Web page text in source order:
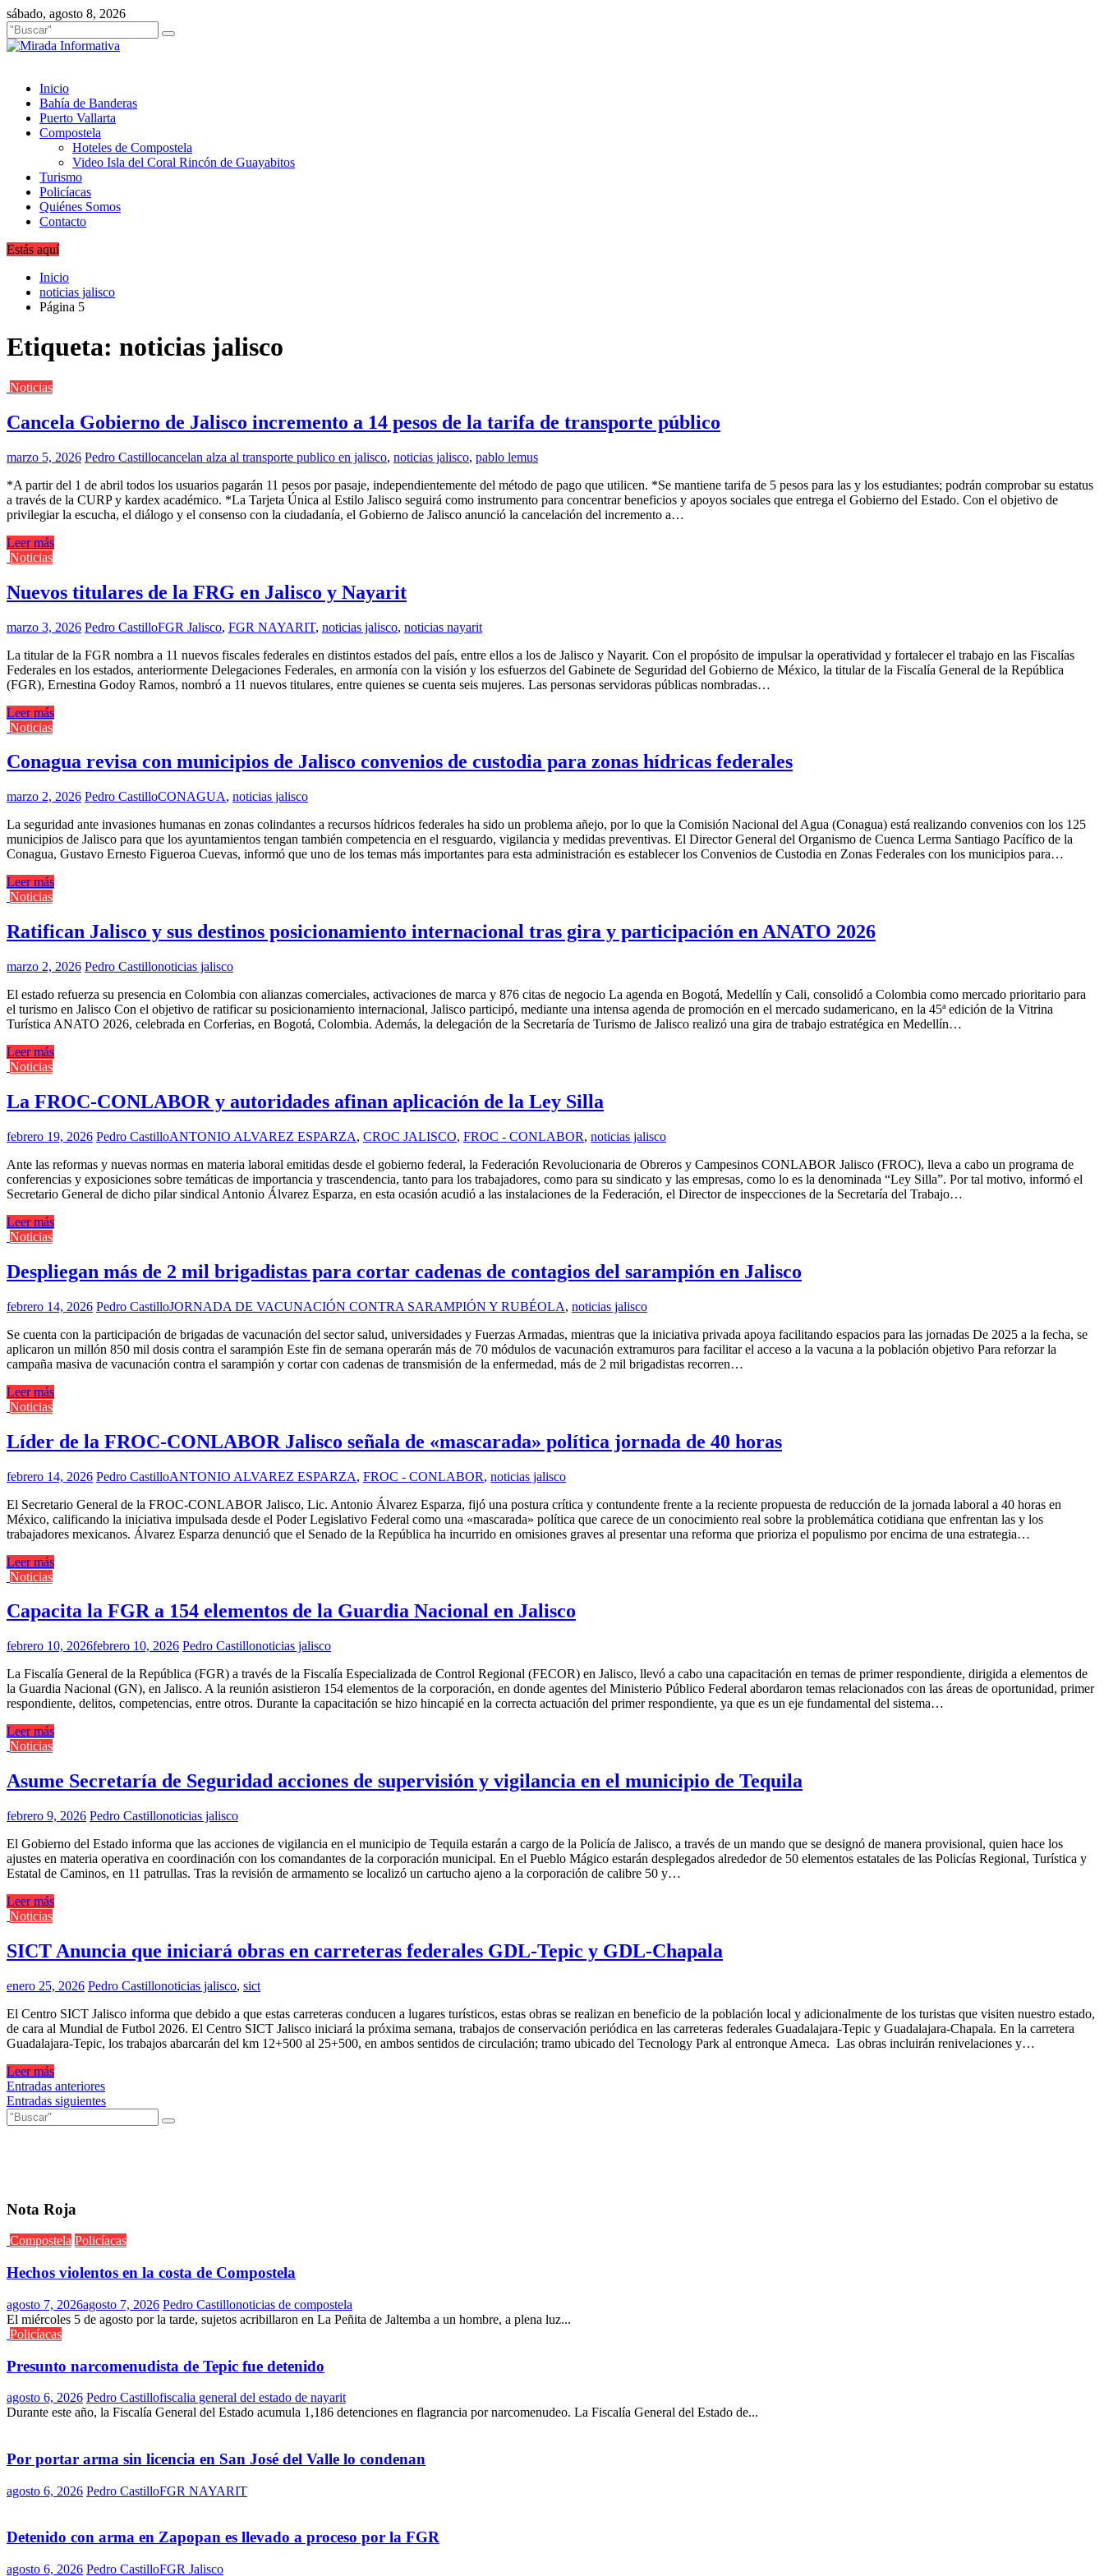
Saltar
al
contenido
sábado, agosto 8, 2026
Inicio
Bahía de Banderas
Puerto Vallarta
Compostela
Hoteles de Compostela
Video Isla del Coral Rincón de Guayabitos
Turismo
Policíacas
Quiénes Somos
Contacto
Estás aquí
Inicio
noticias jalisco
Página 5
Etiqueta: noticias jalisco
Noticias
Cancela Gobierno de Jalisco incremento a 14 pesos de la tarifa de transporte público
marzo 5, 2026 Pedro Castillocancelan alza al transporte publico en jalisco, noticias jalisco, pablo lemus
*A partir del 1 de abril todos los usuarios pagarán 11 pesos por pasaje, independientemente del método de pago que utilicen. *Se mantiene tarifa de 5 pesos para las y los estudiantes; podrán comprobar su estatus
a través de la CURP y kardex académico. *La Tarjeta Única al Estilo Jalisco seguirá como instrumento para concentrar beneficios y apoyos sociales que entrega el Gobierno del Estado. Con el objetivo de
privilegiar la escucha, el diálogo y el consenso con la ciudadanía, el Gobierno de Jalisco anunció la cancelación del incremento a…
Leer más
Noticias
Nuevos titulares de la FRG en Jalisco y Nayarit
marzo 3, 2026 Pedro CastilloFGR Jalisco, FGR NAYARIT, noticias jalisco, noticias nayarit
La titular de la FGR nombra a 11 nuevos fiscales federales en distintos estados del país, entre ellos a los de Jalisco y Nayarit. Con el propósito de impulsar la operatividad y fortalecer el trabajo en las Fiscalías
Federales en los estados, anteriormente Delegaciones Federales, en armonía con la visión y los esfuerzos del Gabinete de Seguridad del Gobierno de México, la titular de la Fiscalía General de la República
(FGR), Ernestina Godoy Ramos, nombró a 11 nuevos titulares, entre quienes se cuenta seis mujeres. Las personas servidoras públicas nombradas…
Leer más
Noticias
Conagua revisa con municipios de Jalisco convenios de custodia para zonas hídricas federales
marzo 2, 2026 Pedro CastilloCONAGUA, noticias jalisco
La seguridad ante invasiones humanas en zonas colindantes a recursos hídricos federales ha sido un problema añejo, por lo que la Comisión Nacional del Agua (Conagua) está realizando convenios con los 125
municipios de Jalisco para que los ayuntamientos tengan también competencia en el resguardo, vigilancia y medidas preventivas. El Director General del Organismo de Cuenca Lerma Santiago Pacífico de la
Conagua, Gustavo Ernesto Figueroa Cuevas, informó que uno de los temas más importantes para esta administración es establecer los Convenios de Custodia en Zonas Federales con los municipios para…
Leer más
Noticias
Ratifican Jalisco y sus destinos posicionamiento internacional tras gira y participación en ANATO 2026
marzo 2, 2026 Pedro Castillonoticias jalisco
El estado refuerza su presencia en Colombia con alianzas comerciales, activaciones de marca y 876 citas de negocio La agenda en Bogotá, Medellín y Cali, consolidó a Colombia como mercado prioritario para
el turismo en Jalisco Con el objetivo de ratificar su posicionamiento internacional, Jalisco participó, mediante una intensa agenda de promoción en el mercado sudamericano, en la 45ª edición de la Vitrina
Turística ANATO 2026, celebrada en Corferias, en Bogotá, Colombia. Además, la delegación de la Secretaría de Turismo de Jalisco realizó una gira de trabajo estratégica en Medellín…
Leer más
Noticias
La FROC-CONLABOR y autoridades afinan aplicación de la Ley Silla
febrero 19, 2026 Pedro CastilloANTONIO ALVAREZ ESPARZA, CROC JALISCO, FROC - CONLABOR, noticias jalisco
Ante las reformas y nuevas normas en materia laboral emitidas desde el gobierno federal, la Federación Revolucionaria de Obreros y Campesinos CONLABOR Jalisco (FROC), lleva a cabo un programa de
conferencias y exposiciones sobre temáticas de importancia y trascendencia, tanto para los trabajadores, como para su sindicato y las empresas, como lo es la denominada “Ley Silla”. Por tal motivo, informó el
Secretario General de dicho pilar sindical Antonio Álvarez Esparza, en esta ocasión acudió a las instalaciones de la Federación, el Director de inspecciones de la Secretaría del Trabajo…
Leer más
Noticias
Despliegan más de 2 mil brigadistas para cortar cadenas de contagios del sarampión en Jalisco
febrero 14, 2026 Pedro CastilloJORNADA DE VACUNACIÓN CONTRA SARAMPIÓN Y RUBÉOLA, noticias jalisco
Se cuenta con la participación de brigadas de vacunación del sector salud, universidades y Fuerzas Armadas, mientras que la iniciativa privada apoya facilitando espacios para las jornadas De 2025 a la fecha, se
aplicaron un millón 850 mil dosis contra el sarampión Este fin de semana operarán más de 70 módulos de vacunación extramuros para facilitar el acceso a la vacuna a la población objetivo Para reforzar la
campaña masiva de vacunación contra el sarampión y cortar con cadenas de transmisión de la enfermedad, más de 2 mil brigadistas recorren…
Leer más
Noticias
Líder de la FROC-CONLABOR Jalisco señala de «mascarada» política jornada de 40 horas
febrero 14, 2026 Pedro CastilloANTONIO ALVAREZ ESPARZA, FROC - CONLABOR, noticias jalisco
El Secretario General de la FROC-CONLABOR Jalisco, Lic. Antonio Álvarez Esparza, fijó una postura crítica y contundente frente a la reciente propuesta de reducción de la jornada laboral a 40 horas en
México, calificando la iniciativa impulsada desde el Poder Legislativo Federal como una «mascarada» política que carece de un conocimiento real sobre la problemática cotidiana que enfrentan las y los
trabajadores mexicanos. Álvarez Esparza denunció que el Senado de la República ha incurrido en omisiones graves al presentar una reforma que prioriza el populismo por encima de una estrategia…
Leer más
Noticias
Capacita la FGR a 154 elementos de la Guardia Nacional en Jalisco
febrero 10, 2026febrero 10, 2026 Pedro Castillonoticias jalisco
La Fiscalía General de la República (FGR) a través de la Fiscalía Especializada de Control Regional (FECOR) en Jalisco, llevó a cabo una capacitación en temas de primer respondiente, dirigida a elementos de
la Guardia Nacional (GN), en Jalisco. A la reunión asistieron 154 elementos de la corporación, en donde agentes del Ministerio Público Federal abordaron temas relacionados con las áreas de oportunidad, primer
respondiente, delitos, competencias, entre otros. Durante la capacitación se hizo hincapié en la correcta actuación del primer respondiente, ya que es un eje fundamental del sistema…
Leer más
Noticias
Asume Secretaría de Seguridad acciones de supervisión y vigilancia en el municipio de Tequila
febrero 9, 2026 Pedro Castillonoticias jalisco
El Gobierno del Estado informa que las acciones de vigilancia en el municipio de Tequila estarán a cargo de la Policía de Jalisco, a través de un mando que se designó de manera provisional, quien hace los
ajustes en materia operativa en coordinación con los comandantes de la corporación municipal. En el Pueblo Mágico estarán desplegados alrededor de 50 elementos estatales de las Policías Regional, Turística y
Estatal de Caminos, en 11 patrullas. Tras la revisión de armamento se localizó un cartucho ajeno a la corporación de calibre 50 y…
Leer más
Noticias
SICT Anuncia que iniciará obras en carreteras federales GDL-Tepic y GDL-Chapala
enero 25, 2026 Pedro Castillonoticias jalisco, sict
El Centro SICT Jalisco informa que debido a que estas carreteras conducen a lugares turísticos, estas obras se realizan en beneficio de la población local y adicionalmente de los turistas que visiten nuestro estado,
de cara al Mundial de Futbol 2026. El Centro SICT Jalisco iniciará la próxima semana, trabajos de conservación periódica en las carreteras federales Guadalajara-Tepic y Guadalajara-Chapala. En la carretera
Guadalajara-Tepic, los trabajos abarcarán del km 12+500 al 25+500, en ambos sentidos de circulación; tramo ubicado del Tecnology Park al entronque Ameca. Las obras incluirán renivelaciones y…
Leer más
Navegación
de
entradas
Entradas anteriores
Entradas siguientes
Nota Roja
Compostela Policíacas
Hechos violentos en la costa de Compostela
agosto 7, 2026agosto 7, 2026 Pedro Castillonoticias de compostela
El miércoles 5 de agosto por la tarde, sujetos acribillaron en La Peñita de Jaltemba a un hombre, a plena luz...
Policíacas
Presunto narcomenudista de Tepic fue detenido
agosto 6, 2026 Pedro Castillofiscalia general del estado de nayarit
Durante este año, la Fiscalía General del Estado acumula 1,186 detenciones en flagrancia por narcomenudeo. La Fiscalía General del Estado de...
Por portar arma sin licencia en San José del Valle lo condenan
agosto 6, 2026 Pedro CastilloFGR NAYARIT
Detenido con arma en Zapopan es llevado a proceso por la FGR
agosto 6, 2026 Pedro CastilloFGR Jalisco